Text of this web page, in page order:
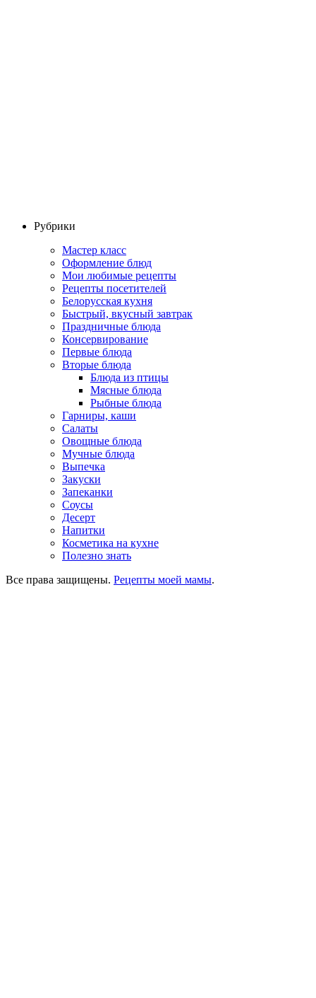
Рубрики
Мастер класс
Оформление блюд
Мои любимые рецепты
Рецепты посетителей
Белорусская кухня
Быстрый, вкусный завтрак
Праздничные блюда
Консервирование
Первые блюда
Вторые блюда
Блюда из птицы
Мясные блюда
Рыбные блюда
Гарниры, каши
Салаты
Овощные блюда
Мучные блюда
Выпечка
Закуски
Запеканки
Соусы
Десерт
Напитки
Косметика на кухне
Полезно знать
Все права защищены. Рецепты моей мамы.